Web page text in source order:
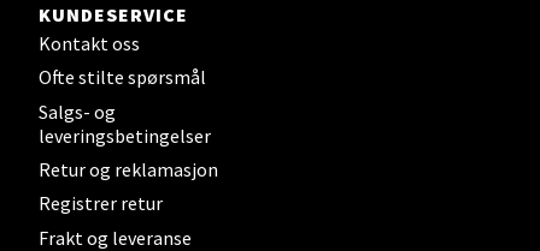
KUNDESERVICE
Kontakt oss
Ofte stilte spørsmål
Salgs- og
leveringsbetingelser
Retur og reklamasjon
Registrer retur
Frakt og leveranse
Lillehammer - Strandtorget
Strandtorget, 2609 Lillehammer
Åpent i dag 09-20
0 i butikk